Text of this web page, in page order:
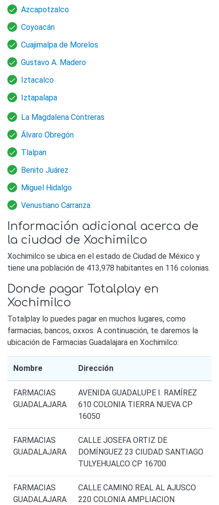
Azcapotzalco
Coyoacán
Cuajimalpa de Morelos
Gustavo A. Madero
Iztacalco
Iztapalapa
La Magdalena Contreras
Álvaro Obregón
Tlalpan
Benito Juárez
Miguel Hidalgo
Venustiano Carranza
Información adicional acerca de
la ciudad de Xochimilco
Xochimilco se ubica en el estado de Ciudad de México y
tiene una población de 413,978 habitantes en 116 colonias.
Donde pagar Totalplay en
Xochimilco
Totalplay lo puedes pagar en muchos lugares, como
farmacias, bancos, oxxos. A continuación, te daremos la
ubicación de Farmacias Guadalajara en Xochimilco:
Nombre Dirección
FARMACIAS
GUADALAJARA
AVENIDA GUADALUPE I. RAMÍREZ
610 COLONIA TIERRA NUEVA CP
16050
FARMACIAS
GUADALAJARA
CALLE JOSEFA ORTIZ DE
DOMÍNGUEZ 23 CIUDAD SANTIAGO
TULYEHUALCO CP 16700
FARMACIAS
GUADALAJARA
CALLE CAMINO REAL AL AJUSCO
220 COLONIA AMPLIACION